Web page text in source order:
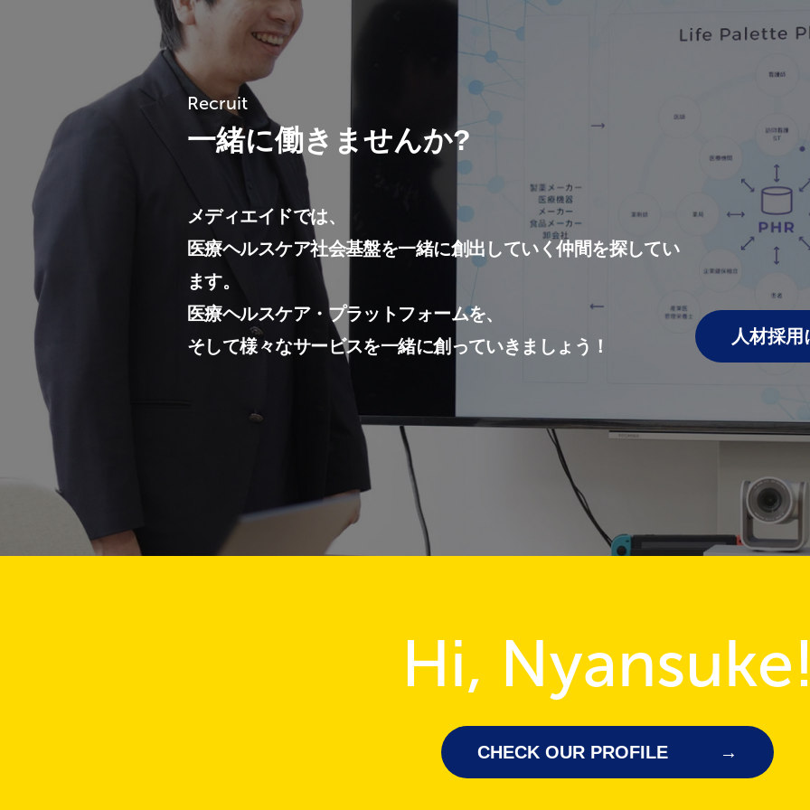
Recruit
一緒に働きませんか?
メディエイドでは、
医療ヘルスケア社会基盤を一緒に創出していく仲間を探してい
ます。
医療ヘルスケア・プラットフォームを、
そして様々なサービスを一緒に創っていきましょう！
人材採
Hi,
CHECK OUR PROFILE